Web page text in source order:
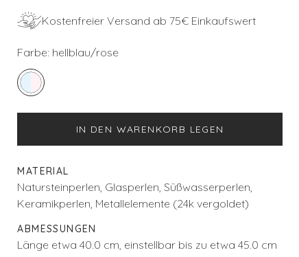
Kostenfreier Versand ab 75€ Einkaufswert
Farbe: hellblau/rose
IN DEN WARENKORB LEGEN
MATERIAL
Natursteinperlen, Glasperlen, Süßwasserperlen,
Keramikperlen, Metallelemente (24k vergoldet)
ABMESSUNGEN
Länge etwa 40.0 cm, einstellbar bis zu etwa 45.0 cm